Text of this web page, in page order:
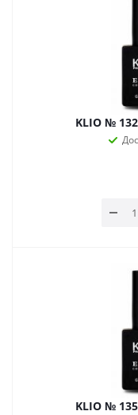
KLIO № 132
KLIO № 135